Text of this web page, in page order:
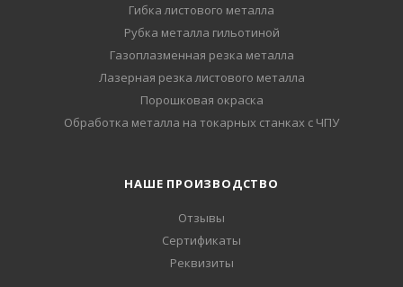
Гибка листового металла
Рубка металла гильотиной
Газоплазменная резка металла
Лазерная резка листового металла
Порошковая окраска
Обработка металла на токарных станках с ЧПУ
НАШЕ ПРОИЗВОДСТВО
Отзывы
Сертификаты
Реквизиты